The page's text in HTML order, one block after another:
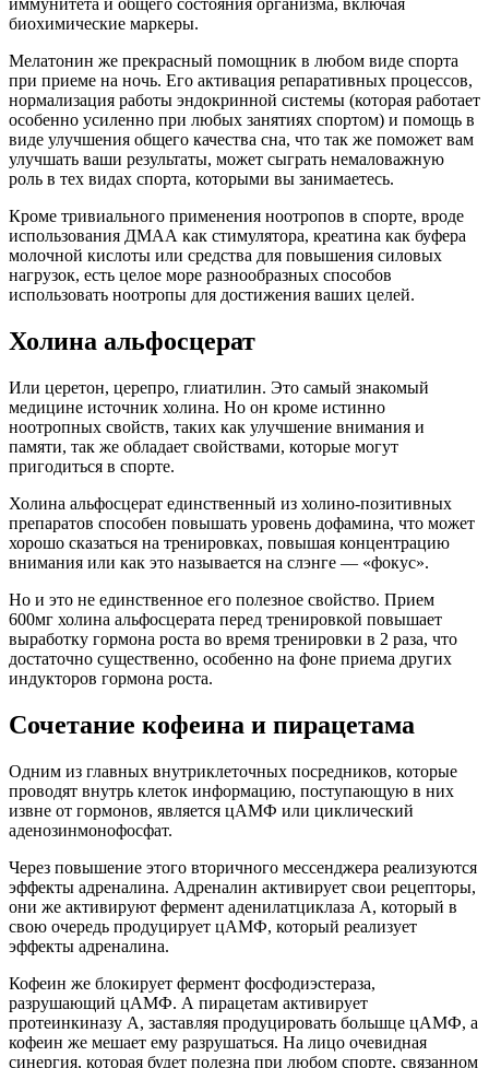
иммунитета и общего состояния организма, включая
биохимические маркеры.
Мелатонин же прекрасный помощник в любом виде спорта
при приеме на ночь. Его активация репаративных процессов,
нормализация работы эндокринной системы (которая работает
особенно усиленно при любых занятиях спортом) и помощь в
виде улучшения общего качества сна, что так же поможет вам
улучшать ваши результаты, может сыграть немаловажную
роль в тех видах спорта, которыми вы занимаетесь.
Кроме тривиального применения ноотропов в спорте, вроде
использования ДМАА как стимулятора, креатина как буфера
молочной кислоты или средства для повышения силовых
нагрузок, есть целое море разнообразных способов
использовать ноотропы для достижения ваших целей.
Холина альфосцерат
Или церетон, церепро, глиатилин. Это самый знакомый
медицине источник холина. Но он кроме истинно
ноотропных свойств, таких как улучшение внимания и
памяти, так же обладает свойствами, которые могут
пригодиться в спорте.
Холина альфосцерат единственный из холино-позитивных
препаратов способен повышать уровень дофамина, что может
хорошо сказаться на тренировках, повышая концентрацию
внимания или как это называется на слэнге — «фокус».
Но и это не единственное его полезное свойство. Прием
600мг холина альфосцерата перед тренировкой повышает
выработку гормона роста во время тренировки в 2 раза, что
достаточно существенно, особенно на фоне приема других
индукторов гормона роста.
Сочетание кофеина и пирацетама
Одним из главных внутриклеточных посредников, которые
проводят внутрь клеток информацию, поступающую в них
извне от гормонов, является цАМФ или циклический
аденозинмонофосфат.
Через повышение этого вторичного мессенджера реализуются
эффекты адреналина. Адреналин активирует свои рецепторы,
они же активируют фермент аденилатциклаза А, который в
свою очередь продуцирует цАМФ, который реализует
эффекты адреналина.
Кофеин же блокирует фермент фосфодиэстераза,
разрушающий цАМФ. А пирацетам активирует
протеинкиназу А, заставляя продуцировать большце цАМФ, а
кофеин же мешает ему разрушаться. На лицо очевидная
синергия, которая будет полезна при любом спорте, связанном